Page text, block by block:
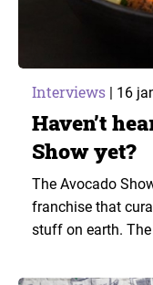
Interviews | 16
Haven’t
Show yet?
The Avocado
franchise that
stuff on earth.
how they are